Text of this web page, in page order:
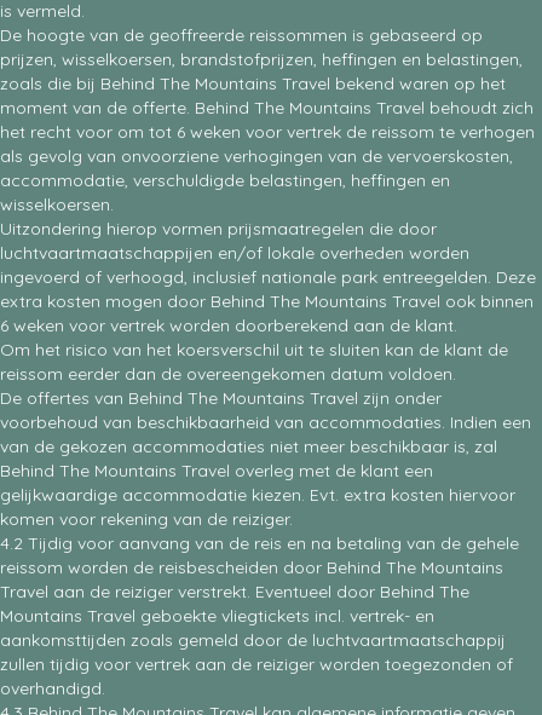
is vermeld.
De hoogte van de geoffreerde reissommen is gebaseerd op
prijzen, wisselkoersen, brandstofprijzen, heffingen en belastingen,
zoals die bij Behind The Mountains Travel bekend waren op het
moment van de offerte. Behind The Mountains Travel behoudt zich
het recht voor om tot 6 weken voor vertrek de reissom te verhogen
als gevolg van onvoorziene verhogingen van de vervoerskosten,
accommodatie, verschuldigde belastingen, heffingen en
wisselkoersen.
Uitzondering hierop vormen prijsmaatregelen die door
luchtvaartmaatschappijen en/of lokale overheden worden
ingevoerd of verhoogd, inclusief nationale park entreegelden. Deze
extra kosten mogen door Behind The Mountains Travel ook binnen
6 weken voor vertrek worden doorberekend aan de klant.
Om het risico van het koersverschil uit te sluiten kan de klant de
reissom eerder dan de overeengekomen datum voldoen.
De offertes van Behind The Mountains Travel zijn onder
voorbehoud van beschikbaarheid van accommodaties. Indien een
van de gekozen accommodaties niet meer beschikbaar is, zal
Behind The Mountains Travel overleg met de klant een
gelijkwaardige accommodatie kiezen. Evt. extra kosten hiervoor
komen voor rekening van de reiziger.
4.2 Tijdig voor aanvang van de reis en na betaling van de gehele
reissom worden de reisbescheiden door Behind The Mountains
Travel aan de reiziger verstrekt. Eventueel door Behind The
Mountains Travel geboekte vliegtickets incl. vertrek- en
aankomsttijden zoals gemeld door de luchtvaartmaatschappij
zullen tijdig voor vertrek aan de reiziger worden toegezonden of
overhandigd.